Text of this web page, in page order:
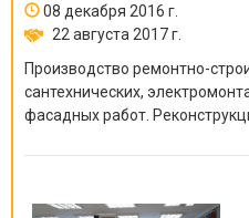
08 декабря 2016 г.
22 августа 2017 г.
Производство ремонтно-
сантехнических,
фасадных работ.